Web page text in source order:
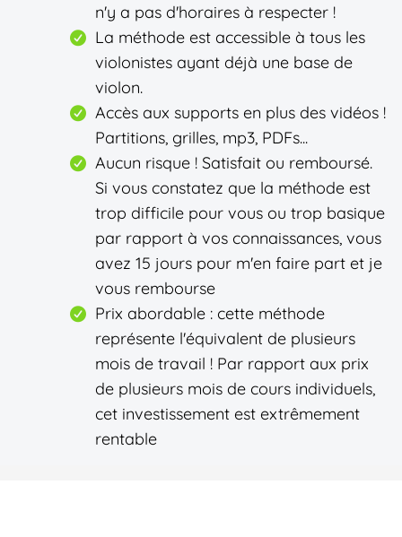
n'y a pas d'horaires à respecter !
La méthode est accessible à tous les
violonistes ayant déjà une base de
violon.
Accès aux supports en plus des vidéos !
Partitions, grilles, mp3, PDFs...
Aucun risque ! Satisfait ou remboursé.
Si vous constatez que la méthode est
trop difficile pour vous ou trop basique
par rapport à vos connaissances, vous
avez 15 jours pour m'en faire part et je
vous rembourse
Prix abordable : cette méthode
représente l'équivalent de plusieurs
mois de travail ! Par rapport aux prix
de plusieurs mois de cours individuels,
cet investissement est extrêmement
rentable